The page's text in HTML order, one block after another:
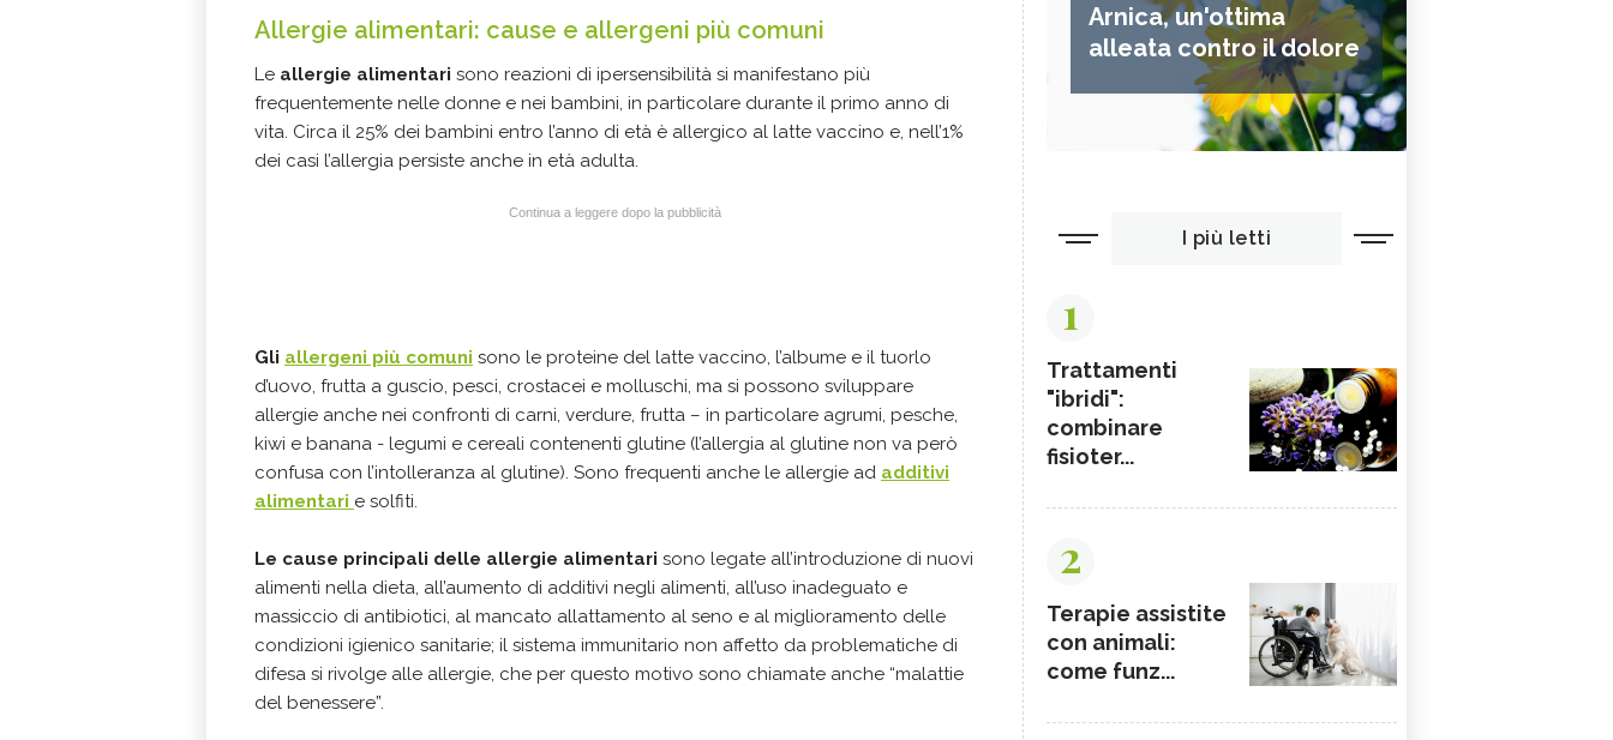
Allergie alimentari: cause e allergeni più comuni
Le allergie alimentari sono reazioni di ipersensibilità si manifestano più
frequentemente nelle donne e nei bambini, in particolare durante il primo anno di
vita. Circa il 25% dei bambini entro l’anno di età è allergico al latte vaccino e, nell’1%
dei casi l’allergia persiste anche in età adulta.
Continua a leggere dopo la pubblicità
Gli allergeni più comuni sono le proteine del latte vaccino, l’albume e il tuorlo
d’uovo, frutta a guscio, pesci, crostacei e molluschi, ma si possono sviluppare
allergie anche nei confronti di carni, verdure, frutta – in particolare agrumi, pesche,
kiwi e banana - legumi e cereali contenenti glutine (l’allergia al glutine non va però
confusa con l’intolleranza al glutine). Sono frequenti anche le allergie ad additivi
alimentari e solfiti.
Le cause principali delle allergie alimentari sono legate all’introduzione di nuovi
alimenti nella dieta, all’aumento di additivi negli alimenti, all’uso inadeguato e
massiccio di antibiotici, al mancato allattamento al seno e al miglioramento delle
condizioni igienico sanitarie; il sistema immunitario non affetto da problematiche di
difesa si rivolge alle allergie, che per questo motivo sono chiamate anche “malattie
del benessere”.
Arnica, un'ottima
alleata contro il dolore
I più letti
1
Trattamenti
"ibridi":
combinare
fisioter...
2
Terapie assistite
con animali:
come funz...